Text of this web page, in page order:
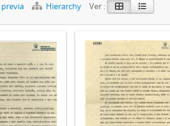
Hierarchy Ver :